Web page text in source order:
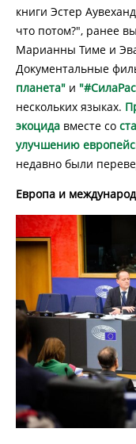
книги Эстер
что потом?", ранее
Марианны Тиме и
Документальные
планета" и
нескольких языках.
экоцида вместе со
улучшению
недавно были
Европа и